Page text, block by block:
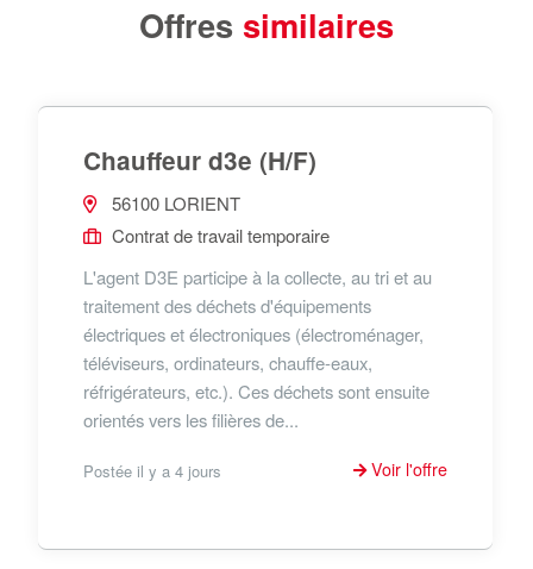
Offres similaires
Chauffeur d3e (H/F)
56100 LORIENT
Contrat de travail temporaire
L'agent D3E participe à la collecte, au tri et au
traitement des déchets d'équipements
électriques et électroniques (électroménager,
téléviseurs, ordinateurs, chauffe-eaux,
réfrigérateurs, etc.). Ces déchets sont ensuite
orientés vers les filières de...
Postée il y a 4 jours Voir l'offre